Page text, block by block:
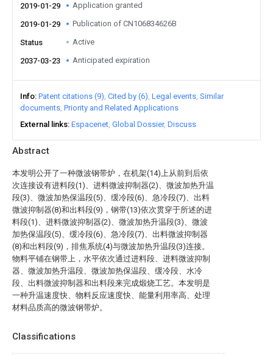
Abstract
本发明公开了一种微波钢带炉，在机架(14)上从前到后依
次连接设有进料段(1)、进料微波抑制器(2)、微波加热升温
段(3)、微波加热保温段(5)、缓冷段(6)、急冷段(7)、出料
微波抑制器(8)和出料段(9)，钢带(13)依次贯穿于所述的进
料段(1)、进料微波抑制器(2)、微波加热升温段(3)、微波
加热保温段(5)、缓冷段(6)、急冷段(7)、出料微波抑制器
(8)和出料段(9)，排焦系统(4)与微波加热升温段(3)连接。
物料平铺在钢带上，水平依次通过进料段、进料微波抑制
器、微波加热升温段、微波加热保温段、缓冷段、水冷
段、出料微波抑制器和出料段来完成煅烧工艺。本发明是
一种升温速度快、物料反应速度快、能量利用率高、处理
材料品质高的微波钢带炉。
Classifications
2019-01-29 Application granted
2019-01-29 Publication of CN106834626B
Status Active
2037-03-23 Anticipated expiration
Info Patent citations (9) Cited by (6) Legal events Similar
documents Priority and Related Applications
External links Espacenet Global Dossier Discuss